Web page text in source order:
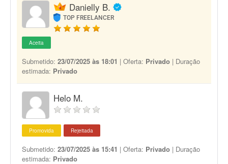
Danielly B.
TOP FREELANCER
Aceita
Submetido: 23/07/2025 às 18:01 | Oferta: Privado | Duração
estimada: Privado
Helo M.
Promovida Rejeitada
Submetido: 23/07/2025 às 15:41 | Oferta: Privado | Duração
estimada: Privado